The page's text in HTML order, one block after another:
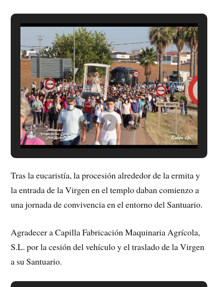
Tras la eucaristía, la procesión alrededor de la ermita y
la entrada de la Virgen en el templo daban comienzo a
una jornada de convivencia en el entorno del Santuario.
Agradecer a Capilla Fabricación Maquinaria Agrícola,
S.L. por la cesión del vehículo y el traslado de la Virgen
a su Santuario.